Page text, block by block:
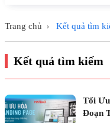
Trang chủ › Kết quả tìm
Kết quả tìm kiếm
Tối
Đoạn